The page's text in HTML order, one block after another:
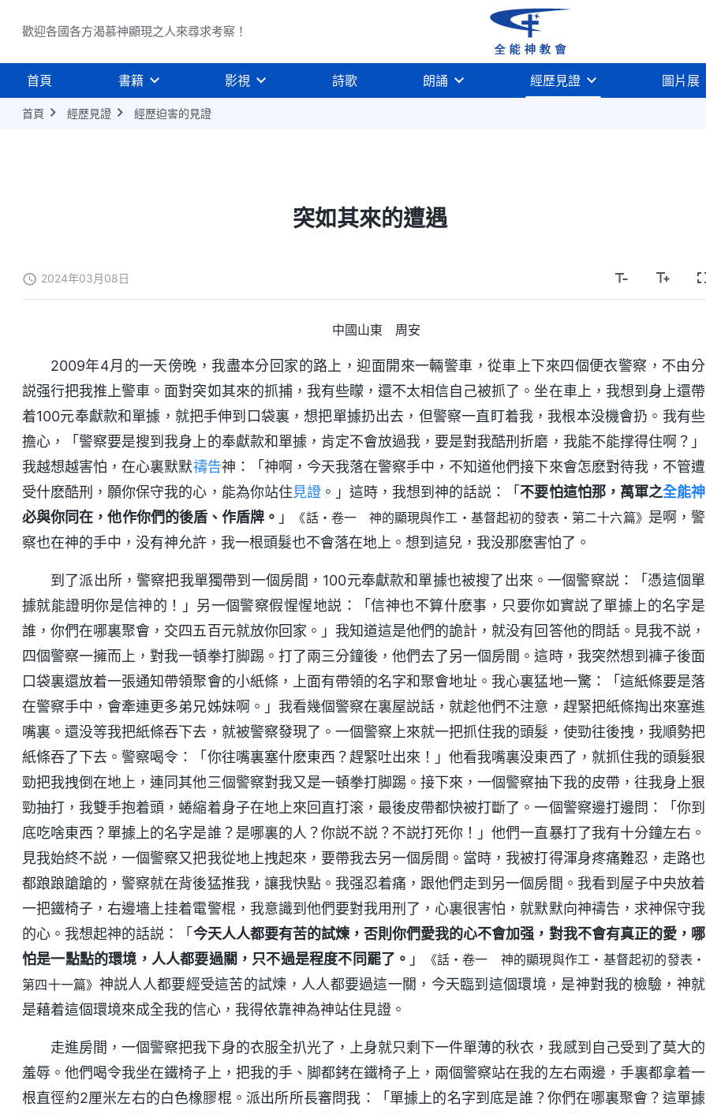
歡迎各國各方渴慕神顯現之人來尋求考察！
首頁 書籍 影視 詩歌 朗誦 經歷見證 圖片展
首頁 經歷見證 經歷迫害的見證
突如其來的遭遇
2024年03月08日
中國山東 周安
2009年4月的一天傍晚，我盡本分回家的路上，迎面開來一輛警車，從車上下來四個便衣警察，不由分
説强行把我推上警車。面對突如其來的抓捕，我有些矇，還不太相信自己被抓了。坐在車上，我想到身上還帶
着100元奉獻款和單據，就把手伸到口袋裏，想把單據扔出去，但警察一直盯着我，我根本没機會扔。我有些
擔心，「警察要是搜到我身上的奉獻款和單據，肯定不會放過我，要是對我酷刑折磨，我能不能撑得住啊？」
我越想越害怕，在心裏默默禱告神：「神啊，今天我落在警察手中，不知道他們接下來會怎麽對待我，不管遭
受什麽酷刑，願你保守我的心，能為你站住見證。」這時，我想到神的話説：「不要怕這怕那，萬軍之全能神
必與你同在，他作你們的後盾、作盾牌。 」 《話・卷一 神的顯現與作工・基督起初的發表・第二十六篇》 是啊，警
察也在神的手中，没有神允許，我一根頭髮也不會落在地上。想到這兒，我没那麽害怕了。
到了派出所，警察把我單獨帶到一個房間，100元奉獻款和單據也被搜了出來。一個警察説：「憑這個單
據就能證明你是信神的！」另一個警察假惺惺地説：「信神也不算什麽事，只要你如實説了單據上的名字是
誰，你們在哪裏聚會，交四五百元就放你回家。」我知道這是他們的詭計，就没有回答他的問話。見我不説，
四個警察一擁而上，對我一頓拳打脚踢。打了兩三分鐘後，他們去了另一個房間。這時，我突然想到褲子後面
口袋裏還放着一張通知帶領聚會的小紙條，上面有帶領的名字和聚會地址。我心裏猛地一驚：「這紙條要是落
在警察手中，會牽連更多弟兄姊妹啊。」我看幾個警察在裏屋説話，就趁他們不注意，趕緊把紙條掏出來塞進
嘴裏。還没等我把紙條吞下去，就被警察發現了。一個警察上來就一把抓住我的頭髮，使勁往後拽，我順勢把
紙條吞了下去。警察喝令：「你往嘴裏塞什麽東西？趕緊吐出來！」他看我嘴裏没東西了，就抓住我的頭髮狠
勁把我拽倒在地上，連同其他三個警察對我又是一頓拳打脚踢。接下來，一個警察抽下我的皮帶，往我身上狠
勁抽打，我雙手抱着頭，蜷縮着身子在地上來回直打滚，最後皮帶都快被打斷了。一個警察邊打邊問：「你到
底吃啥東西？單據上的名字是誰？是哪裏的人？你説不説？不説打死你！」他們一直暴打了我有十分鐘左右。
見我始終不説，一個警察又把我從地上拽起來，要帶我去另一個房間。當時，我被打得渾身疼痛難忍，走路也
都踉踉蹌蹌的，警察就在背後猛推我，讓我快點。我强忍着痛，跟他們走到另一個房間。我看到屋子中央放着
一把鐵椅子，右邊墻上挂着電警棍，我意識到他們要對我用刑了，心裏很害怕，就默默向神禱告，求神保守我
的心。我想起神的話説：「 今天人人都要有苦的試煉，否則你們愛我的心不會加强，對我不會有真正的愛，哪
怕是一點點的環境，人人都要過關，只不過是程度不同罷了。 」
《話・卷一 神的顯現與作工・基督起初的發表・
第四十一篇》 神説人人都要經受這苦的試煉，人人都要過這一關，今天臨到這個環境，是神對我的檢驗，神就
是藉着這個環境來成全我的信心，我得依靠神為神站住見證。
走進房間，一個警察把我下身的衣服全扒光了，上身就只剩下一件單薄的秋衣，我感到自己受到了莫大的
羞辱。他們喝令我坐在鐵椅子上，把我的手、脚都銬在鐵椅子上，兩個警察站在我的左右兩邊，手裏都拿着一
根直徑約2厘米左右的白色橡膠棍。派出所所長審問我：「單據上的名字到底是誰？你們在哪裏聚會？這單據